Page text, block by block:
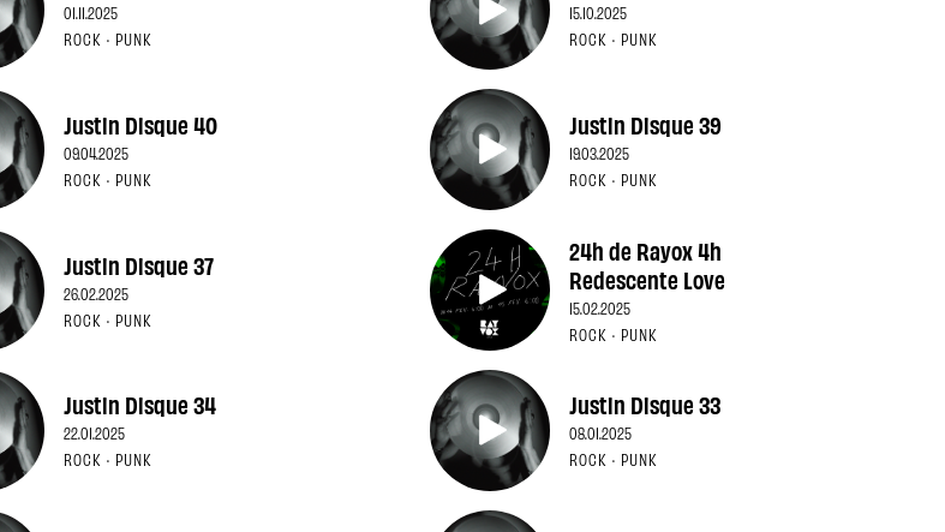
01.11.2025
ROCK · PUNK
15.10.2025
ROCK · PUNK
Justin Disque 40
09.04.2025
ROCK · PUNK
Justin Disque 39
19.03.2025
ROCK · PUNK
Justin Disque 37
26.02.2025
ROCK · PUNK
24h de Rayox 4h
Redescente Love
15.02.2025
ROCK · PUNK
Justin Disque 34
22.01.2025
ROCK · PUNK
Justin Disque 33
08.01.2025
ROCK · PUNK